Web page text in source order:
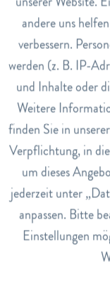
Nährwerte
Nährwerte pro
Beta-Carotin 4.8mg
-entspricht
Vitamin B1 3mg
Vitamin B2 3mg
Vitamin B6 10mg
Vitamin B12 12ug
Niacin 15mg
Pantothensäure
Biotin 300ug
Marketing
Tracking
Service
andere uns
verbessern.
werden (z. B. IP-
und Inhalte oder
Weitere
finden Sie in
Verpflichtung, in
um dieses
jederzeit unter
anpassen. Bitte
Einstellungen